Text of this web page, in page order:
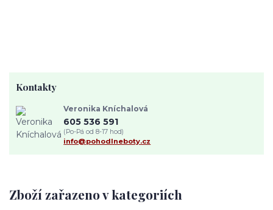
Zboží zařazeno v kategoriích
Kontakty
Veronika Kníchalová
605 536 591
(Po-Pá od 8-17 hod)
info@pohodlneboty.cz